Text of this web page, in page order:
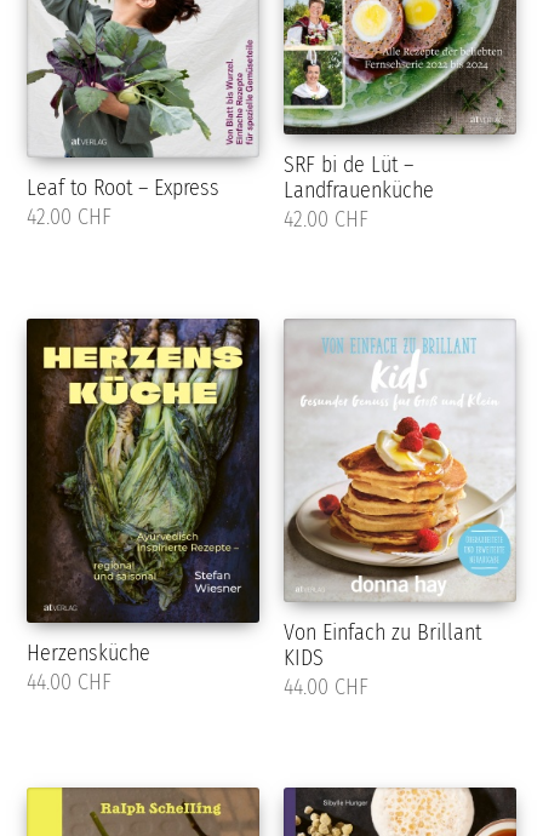
Leaf to Root – Express
42.00 CHF
SRF bi de Lüt –
Landfrauenküche
42.00 CHF
Herzensküche
44.00 CHF
Von Einfach zu Brillant
KIDS
44.00 CHF